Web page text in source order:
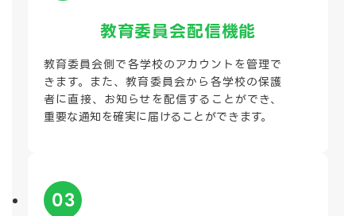
教育委員会配信機能
教育委員会側で各学校のアカウントを管理で
きます。また、教育委員会から各学校の保護
者に直接、お知らせを配信することができ、
重要な通知を確実に届けることができます。
03